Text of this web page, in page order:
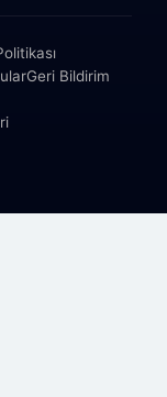
Geri Bildirim